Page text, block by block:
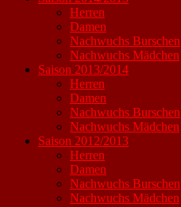
Herren
Damen
Nachwuchs Burschen
Nachwuchs Mädchen
Saison 2013/2014
Herren
Damen
Nachwuchs Burschen
Nachwuchs Mädchen
Saison 2012/2013
Herren
Damen
Nachwuchs Burschen
Nachwuchs Mädchen